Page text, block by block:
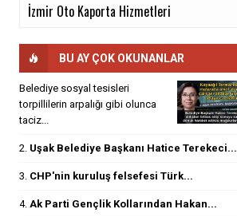
İzmir Oto Kaporta Hizmetleri
BU AY ÇOK OKUNANLAR
Belediye sosyal tesisleri
torpillilerin arpalığı gibi olunca
taciz...
2. Uşak Belediye Başkanı Hatice Terekeci...
3. CHP'nin kuruluş felsefesi Türk...
4. Ak Parti Gençlik Kollarından Hakan...